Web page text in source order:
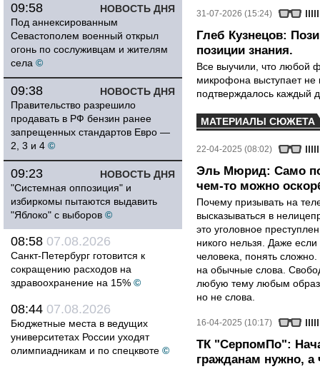
НОВОСТЬ ДНЯ
09:58
Под аннексированным
Севастополем военный открыл
огонь по сослуживцам и жителям
села ©
НОВОСТЬ ДНЯ
09:38
Правительство разрешило
продавать в РФ бензин ранее
запрещенных стандартов Евро —
2, 3 и 4 ©
НОВОСТЬ ДНЯ
09:23
"Системная оппозиция" и
избиркомы пытаются выдавить
"Яблоко" с выборов ©
08:58 07.08.2026
Санкт-Петербург готовится к
сокращению расходов на
здравоохранение на 15% ©
08:44 07.08.2026
Бюджетные места в ведущих
университетах России уходят
олимпиадникам и по спецквоте ©
31-07-2026 (15:24)
Глеб Кузнецов:
позиции знания.
Все выучили, что любой
микрофона выступает не
подтверждалось каждый
МАТЕРИАЛЫ СЮЖЕТА
22-04-2025 (08:02)
Эль Мюрид: Само
чем-то можно
Почему призывать на
высказываться в
это уголовное
никого нельзя. Даже
человека, понять
на обычные слова.
любую тему любым
но не слова.
16-04-2025 (10:17)
ТК "СерпомПо":
гражданам нужно, а